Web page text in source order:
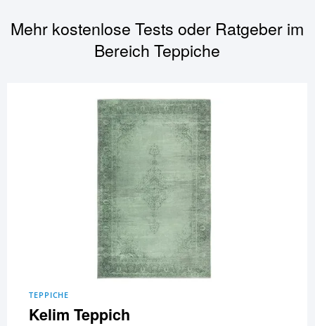
Mehr kostenlose Tests oder Ratgeber im
BereichTeppiche
TEPPICHE
Kelim Teppich